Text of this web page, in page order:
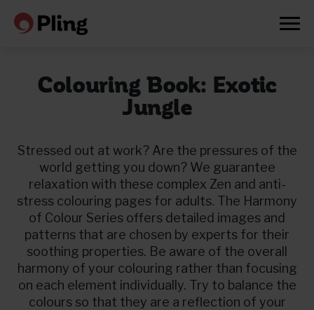
Prøv en måned gratis
Colouring Book: Exotic
Jungle
Stressed out at work? Are the pressures of the
world getting you down? We guarantee
relaxation with these complex Zen and anti-
stress colouring pages for adults. The Harmony
of Colour Series offers detailed images and
patterns that are chosen by experts for their
soothing properties. Be aware of the overall
harmony of your colouring rather than focusing
on each element individually. Try to balance the
colours so that they are a reflection of your